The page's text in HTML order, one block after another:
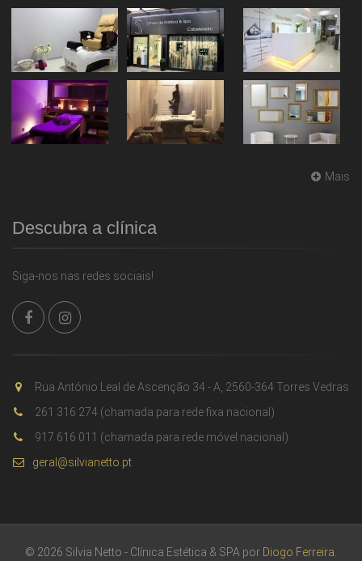
Mais
Descubra a clínica
Siga-nos nas redes sociais!
Rua António Leal de Ascenção 34 - A, 2560-364 Torres Vedras
261 316 274 (chamada para rede fixa nacional)
917 616 011 (chamada para rede móvel nacional)
geral@silvianetto.pt
© 2026 Silvia Netto - Clínica Estética & SPA por Diogo Ferreira.